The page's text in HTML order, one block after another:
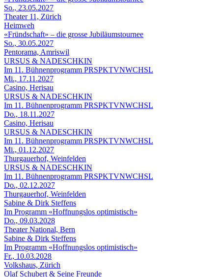
So., 23.05.2027
Theater 11, Zürich
Heimweh
«Fründschaft» – die grosse Jubiläumstournee
So., 30.05.2027
Pentorama, Amriswil
URSUS & NADESCHKIN
Im 11. Bühnenprogramm PRSPKTVNWCHSL
Mi., 17.11.2027
Casino, Herisau
URSUS & NADESCHKIN
Im 11. Bühnenprogramm PRSPKTVNWCHSL
Do., 18.11.2027
Casino, Herisau
URSUS & NADESCHKIN
Im 11. Bühnenprogramm PRSPKTVNWCHSL
Mi., 01.12.2027
Thurgauerhof, Weinfelden
URSUS & NADESCHKIN
Im 11. Bühnenprogramm PRSPKTVNWCHSL
Do., 02.12.2027
Thurgauerhof, Weinfelden
Sabine & Dirk Steffens
Im Programm «Hoffnungslos optimistisch»
Do., 09.03.2028
Theater National, Bern
Sabine & Dirk Steffens
Im Programm «Hoffnungslos optimistisch»
Fr., 10.03.2028
Volkshaus, Zürich
Olaf Schubert & Seine Freunde